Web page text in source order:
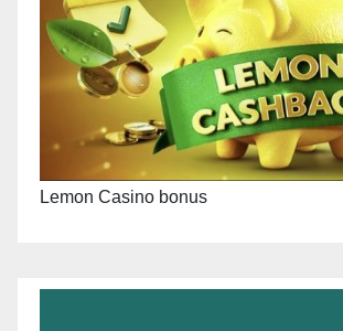
Lemon Casino bonus